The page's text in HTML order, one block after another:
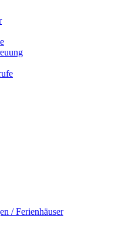
/ Ferienhäuser